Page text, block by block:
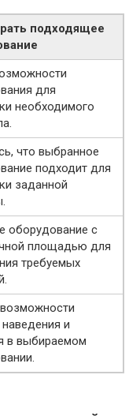
подходящее
для
необходимого
что выбранное
подходит для
заданной
оборудование с
площадью для
требуемых
и
в выбираемом